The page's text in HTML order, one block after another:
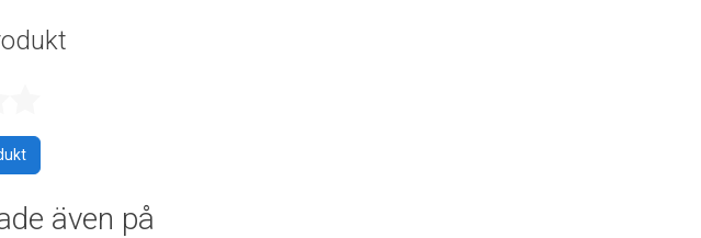
även på